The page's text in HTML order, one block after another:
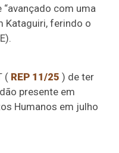
com uma
Kataguiri, ferindo o
( REP 11/25 ) de ter
presente em
Humanos em julho